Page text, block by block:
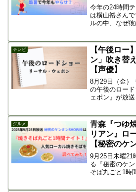
今年の24時間
は横山裕さん
ルの中、なぜ
でしょうか？
せ疑惑」は今
い立ちや過去
ら、その走る
テレビ
【午後ロー
ン」吹き替
【声優】
8月29日（金）
の午後のロー
ェポン』が放
は、メル・ギ
ン・リッグス
さん、ダニー
ジャー・...
グルメ
青森『つゆ
リアン』ロ
【秘密のケ
9月25日木曜21
る『秘密のケ
そば丸ごと1時
日本各地の人
ブロックごと